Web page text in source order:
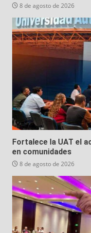
8 de agosto de 2026
Fortalece la UAT el
en comunidades
8 de agosto de 2026